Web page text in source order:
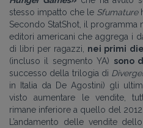
stesso impatto che le Sfumature
Secondo StatShot, il programma
editori americani che aggrega i
di libri per ragazzi, nei primi
(incluso il segmento YA) sono
successo della trilogia di
in Italia da De Agostini) gli
visto aumentare le vendite,
rimane inferiore a quello del 2012.
L’andamento delle vendite